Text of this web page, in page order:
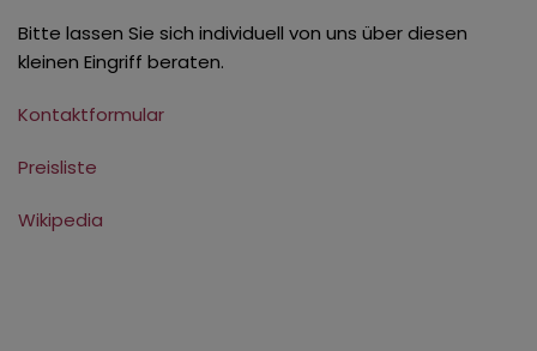
Bitte lassen Sie sich individuell von uns über diesen
kleinen Eingriff beraten.
Kontaktformular
Preisliste
Wikipedia